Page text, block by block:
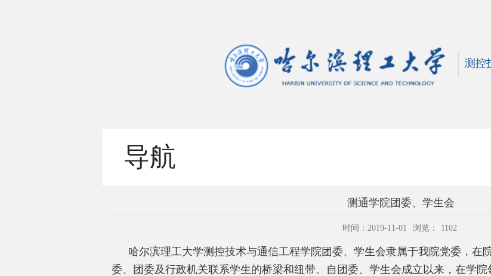
测控
导航
测通学院团委、学生会
时间：2019-11-01 浏览： 1102
哈尔滨理工大学测控技术与通信工程学院团委、学生会隶属于我院党委，在
委、团委及行政机关联系学生的桥梁和纽带。自团委、学生会成立以来，在学院